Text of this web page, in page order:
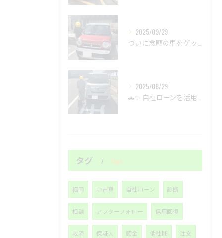
2025/09/29
ついに念願の車をゲットしました！🚗✨まずは申込から、待ってま...
2025/08/29
🚗✨ 自社ローンを活用して、新しい出会いを見つけましょう！🚙...
タグ Tags
福岡 中古車 自社ローン 診断
相談 アフターフォロー 信用回復
救済 保証人 頭金 他社NG 注文